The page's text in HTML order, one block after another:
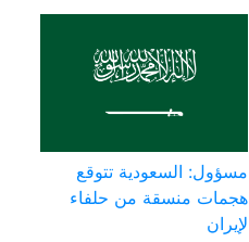
مسؤول: السعودية تتوقع
هجمات منسقة من حلفاء
لإيران